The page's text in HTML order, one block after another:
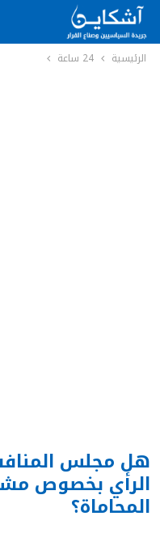
الرئيسية 24 ساعة
هل مجلس
الرأي بخصوص
المحاماة؟